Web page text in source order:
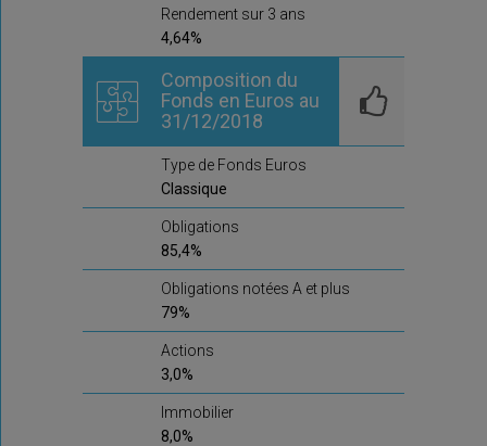
Rendement sur 3 ans
4,64%
Composition du
Fonds en Euros au
31/12/2018
Type de Fonds Euros
Classique
Obligations
85,4%
Obligations notées A et plus
79%
Actions
3,0%
Immobilier
8,0%